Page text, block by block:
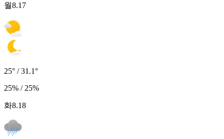
월8.17
25° / 31.1°
25% / 25%
화8.18